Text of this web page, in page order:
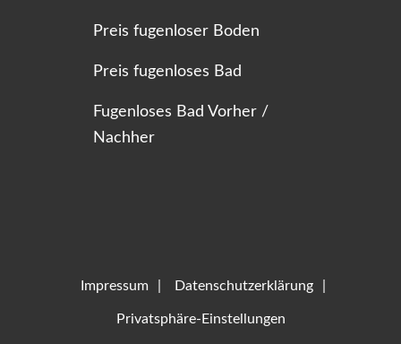
Preis fugenloser Boden
Preis fugenloses Bad
Fugenloses Bad Vorher /
Nachher
Impressum Datenschutzerklärung
Privatsphäre-Einstellungen